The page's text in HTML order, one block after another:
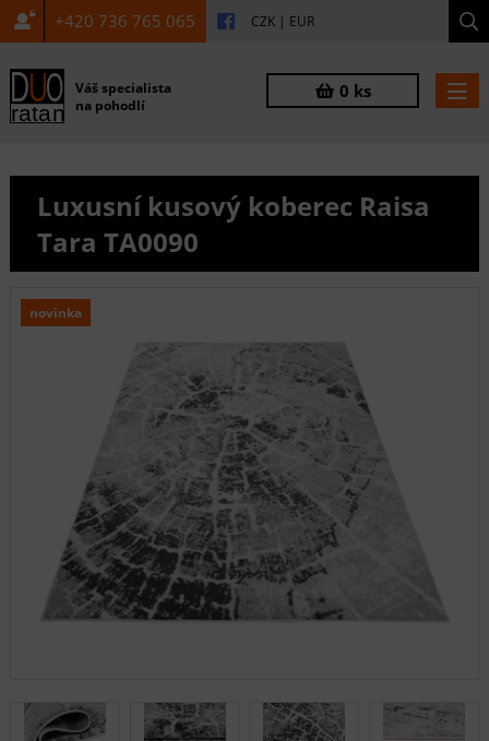
+420 736 765 065 CZK | EUR
Váš specialista
na pohodlí
0 ks
Luxusní kusový koberec Raisa
Tara TA0090
novinka